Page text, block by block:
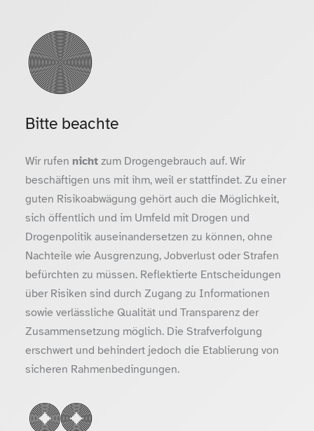
Bitte beachte
Wir rufen nichtzum Drogengebrauch auf. Wir
beschäftigen uns mit ihm, weil er stattfindet. Zu einer
guten Risikoabwägung gehört auch die Möglichkeit,
sich öffentlich und im Umfeld mit Drogen und
Drogenpolitik auseinandersetzen zu können, ohne
Nachteile wie Ausgrenzung, Jobverlust oder Strafen
befürchten zu müssen. Reflektierte Entscheidungen
über Risiken sind durch Zugang zu Informationen
sowie verlässliche Qualität und Transparenz der
Zusammensetzung möglich. Die Strafverfolgung
erschwert und behindert jedoch die Etablierung von
sicheren Rahmenbedingungen.